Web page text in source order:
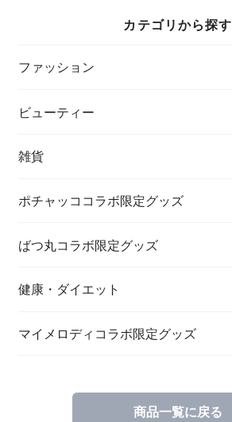
カテゴリから探す
ファッション
ビューティー
雑貨
文具関連
キーホルダー・バッヂ
ポチャッココラボ限定グッズ
ばつ丸コラボ限定グッズ
健康・ダイエット
チャコールウォーター
マイメロディコラボ限定グッズ
商品一覧に戻る